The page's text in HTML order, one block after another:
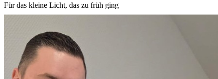
Für das kleine Licht, das zu früh ging